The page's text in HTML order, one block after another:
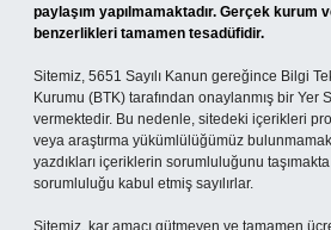
paylaşım yapılmamaktadır. Gerçek kurum
benzerlikleri tamamen tesadüfidir.
Sitemiz, 5651 Sayılı Kanun gereğince Bilgi
Kurumu (BTK) tarafından onaylanmış bir Yer
vermektedir. Bu nedenle, sitedeki içerikleri
veya araştırma yükümlülüğümüz
yazdıkları içeriklerin sorumluluğunu
sorumluluğu kabul etmiş sayılırlar.
Sitemiz, kar amacı gütmeyen ve tamamen